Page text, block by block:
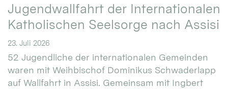
Jugendwallfahrt der Internationalen
Katholischen Seelsorge nach Assisi
23. Juli 2026
52 Jugendliche der internationalen Gemeinden
waren mit Weihbischof Dominikus Schwaderlapp
auf Wallfahrt in Assisi. Gemeinsam mit Ingbert